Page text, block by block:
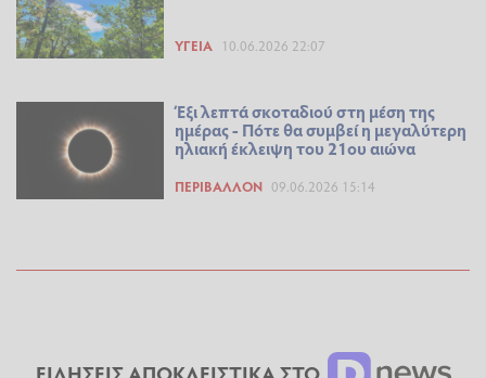
ΥΓΕΊΑ 10.06.2026 22:07
Έξι λεπτά σκοταδιού στη μέση της
ημέρας - Πότε θα συμβεί η μεγαλύτερη
ηλιακή έκλειψη του 21ου αιώνα
ΠΕΡΙΒΆΛΛΟΝ 09.06.2026 15:14